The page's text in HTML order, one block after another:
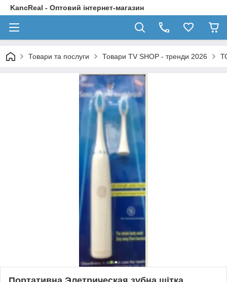
KancReal - Оптовий інтернет-магазин
Товари та послуги Товари TV SHOP - тренди 2026